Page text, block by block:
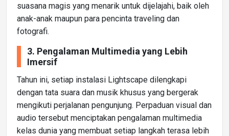
suasana magis yang menarik untuk dijelajahi, baik oleh
anak-anak maupun para pencinta traveling dan
fotografi.
3. Pengalaman Multimedia yang Lebih
Imersif
Tahun ini, setiap instalasi Lightscape dilengkapi
dengan tata suara dan musik khusus yang bergerak
mengikuti perjalanan pengunjung. Perpaduan visual dan
audio tersebut menciptakan pengalaman multimedia
kelas dunia yang membuat setiap langkah terasa lebih